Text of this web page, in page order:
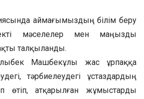
аймағымыздың білім беру
мәселелер мен маңызды
талқыланды.
Машбекұлы жас ұрпаққа
тәрбиелеудегі ұстаздардың
өтіп, атқарылған жұмыстарды